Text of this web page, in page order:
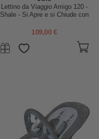
Lettino da Viaggio Amigo 120 -
Shale - Si Apre e si Chiude con
109,00 €